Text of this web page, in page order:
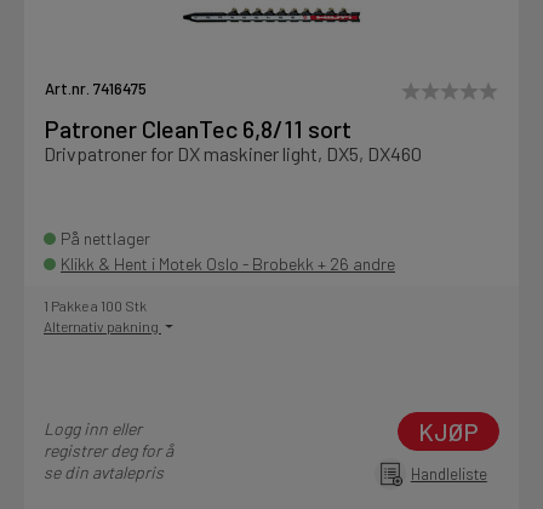
Art.nr. 7416475
Patroner CleanTec 6,8/11 sort
Drivpatroner for DX maskiner light, DX5, DX460
På nettlager
Klikk & Hent i Motek Oslo - Brobekk + 26 andre
1 Pakke a 100 Stk
Alternativ pakning
Logg inn eller
registrer deg for å
se din avtalepris
KJØP
Handleliste